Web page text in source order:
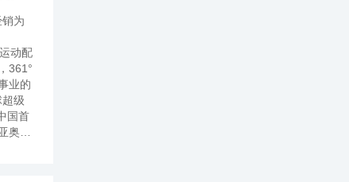
为
动配
361°
业的
级
国首
奥理